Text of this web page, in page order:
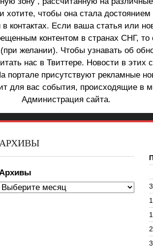
хотите, чтобы она стала
контактах. Если ваша статья или
контентом в странах СНГ, то
желании). Чтобы узнавать об
нас в Твиттере. Новости в
портале присутствуют рекламные
для вас события, происходящие в
Администрация сайта.
АРХИВЫ
3